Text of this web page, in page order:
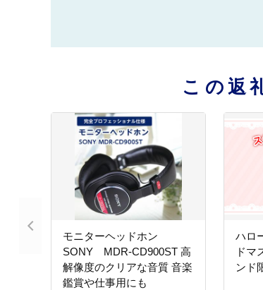
この返
モニターヘッドホン
SONY MDR-CD900ST 高
解像度のクリアな音質 音楽
鑑賞や仕事用にも
ハロ
ドマ
ンド